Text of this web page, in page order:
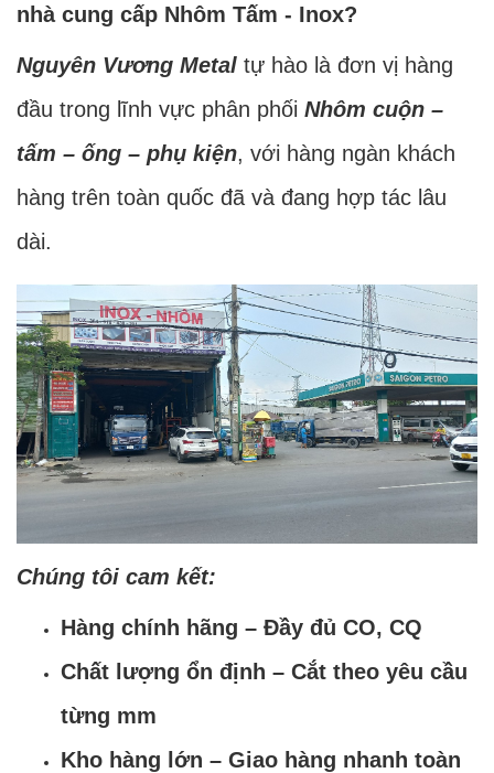
nhà cung cấp Nhôm Tấm - Inox?
Nguyên Vương Metal tự hào là đơn vị hàng
đầu trong lĩnh vực phân phối Nhôm cuộn –
tấm – ống – phụ kiện, với hàng ngàn khách
hàng trên toàn quốc đã và đang hợp tác lâu
dài.
Chúng tôi cam kết:
Hàng chính hãng – Đầy đủ CO, CQ
Chất lượng ổn định – Cắt theo yêu cầu
từng mm
Kho hàng lớn – Giao hàng nhanh toàn